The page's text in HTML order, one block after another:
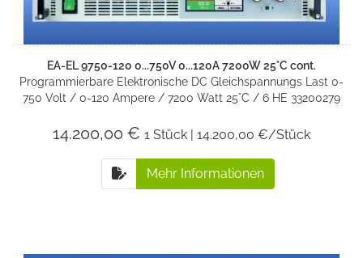
EA-EL 9750-120 0...750V 0...120A 7200W 25°C cont.
Programmierbare Elektronische DC Gleichspannungs Last 0-
750 Volt / 0-120 Ampere / 7200 Watt 25°C / 6 HE 33200279
14.200,00 € 1 Stück | 14.200,00 €/Stück
Mehr Informationen